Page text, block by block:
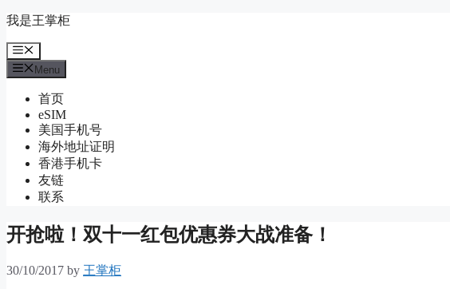
Skip
content
我是王掌柜
Menu
Menu
首页
eSIM
美国手机号
海外地址证明
香港手机卡
友链
联系
开抢啦！双十一红包优惠券大战准备！
30/10/2017 by 王掌柜